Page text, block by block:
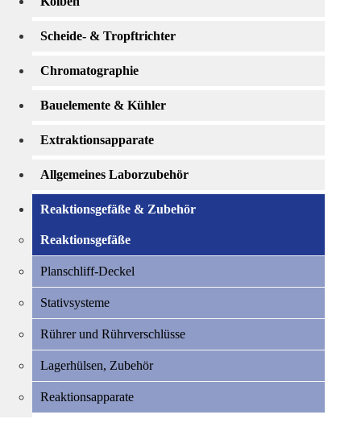
Scheide- & Tropftrichter
Chromatographie
Bauelemente & Kühler
Extraktionsapparate
Allgemeines Laborzubehör
Reaktionsgefäße & Zubehör
Reaktionsgefäße
Planschliff-Deckel
Stativsysteme
Rührer und Rührverschlüsse
Lagerhülsen, Zubehör
Reaktionsapparate